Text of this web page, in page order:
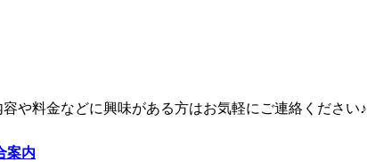
や料金などに興味がある方はお気軽にご連絡ください♪
案内